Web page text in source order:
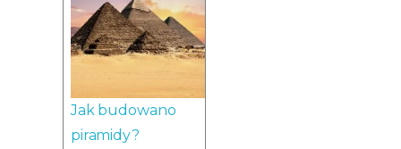
Jak budowano
piramidy?